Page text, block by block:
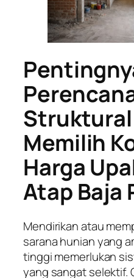
Memilih
Harga
Atap Baja
Mendirikan atau
sarana hunian yang
tinggi memerlukan
yang sangat selektif.